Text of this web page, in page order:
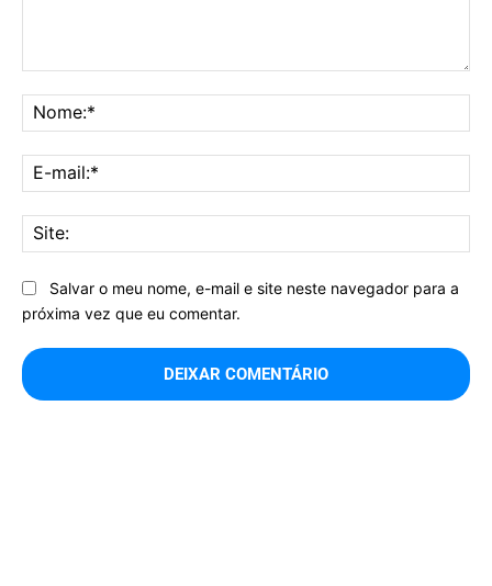
Salvar o meu nome, e-mail e site neste navegador para a
próxima vez que eu comentar.